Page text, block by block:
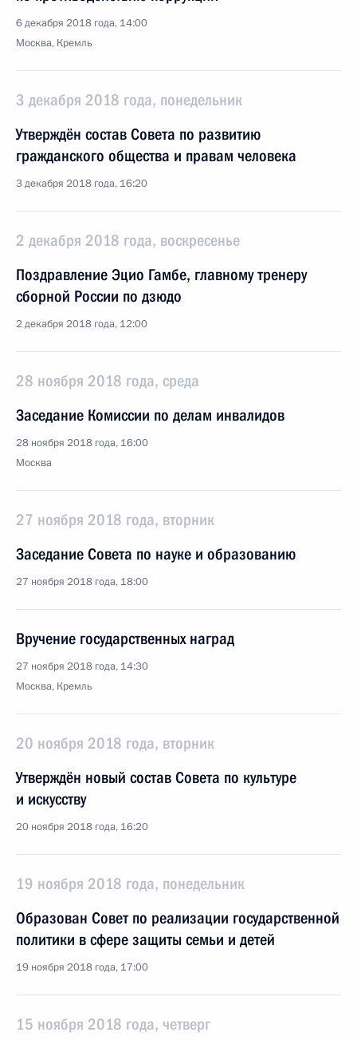
6 декабря 2018 года, 14:00
Москва, Кремль
3 декабря 2018 года, понедельник
Утверждён состав Совета по развитию
гражданского общества и правам человека
3 декабря 2018 года, 16:20
2 декабря 2018 года, воскресенье
Поздравление Эцио Гамбе, главному тренеру
сборной России по дзюдо
2 декабря 2018 года, 12:00
28 ноября 2018 года, среда
Заседание Комиссии по делам инвалидов
28 ноября 2018 года, 16:00
Москва
27 ноября 2018 года, вторник
Заседание Совета по науке и образованию
27 ноября 2018 года, 18:00
Вручение государственных наград
27 ноября 2018 года, 14:30
Москва, Кремль
20 ноября 2018 года, вторник
Утверждён новый состав Совета по культуре
и искусству
20 ноября 2018 года, 16:20
19 ноября 2018 года, понедельник
Образован Совет по реализации государственной
политики в сфере защиты семьи и детей
19 ноября 2018 года, 17:00
15 ноября 2018 года, четверг